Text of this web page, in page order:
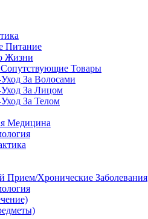
Питание
Жизни
Сопутствующие Товары
За Волосами
Уход За Лицом
За Телом
Медицина
Прием/Хронические Заболевания